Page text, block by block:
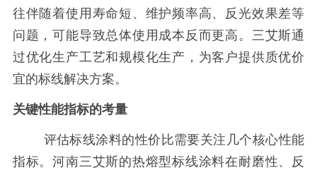
往伴随着使用寿命短、维护频率高、反光效果差等
问题，可能导致总体使用成本反而更高。三艾斯通
过优化生产工艺和规模化生产，为客户提供质优价
宜的标线解决方案。
关键性能指标的考量
评估标线涂料的性价比需要关注几个核心性能
指标。河南三艾斯的热熔型标线涂料在耐磨性、反